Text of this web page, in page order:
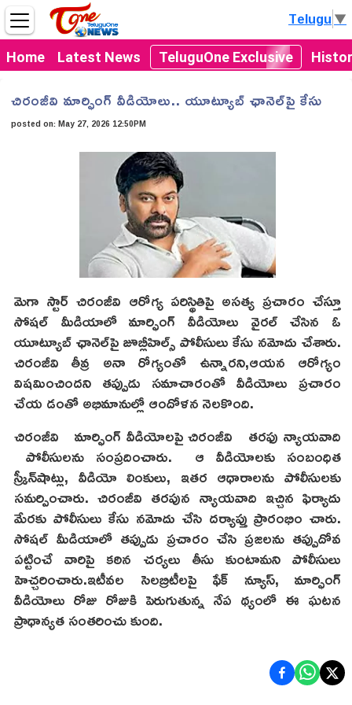
Home Latest News TeluguOne Exclusive
Telugu▼
చిరంజీవి మార్ఫింగ్ వీడియోలు.. యూట్యూబ్ ఛానెల్‌పై కేసు
posted on:May 27, 2026 12:50PM
మెగా స్టార్ చిరంజీవి ఆరోగ్య పరిస్థితిపై అసత్య ప్రచారం చేస్తూ
సోషల్ మీడియాలో మార్ఫింగ్ వీడియోలు వైరల్ చేసిన ఓ
యూట్యూబ్ ఛానెల్‌పై జూబ్లీహిల్స్ పోలీసులు కేసు నమోదు చేశారు.
చిరంజీవి తీవ్ర అనా రోగ్యంతో ఉన్నారని,ఆయన ఆరోగ్యం
విషమించిందని తప్పుడు సమాచారంతో వీడియోలు ప్రచారం
చేయ డంతో అభిమానుల్లో ఆందోళన నెలకొంది.
చిరంజీవి మార్ఫింగ్ వీడియోలపై చిరంజీవి తరఫు న్యాయవాది
పోలీసులను సంప్రదించారు. ఆ వీడియోలకు సంబంధిత
స్క్రీన్‌షాట్లు, వీడియో లింకులు, ఇతర ఆధారాలను పోలీసులకు
సమర్పించారు. చిరంజీవి తరపున న్యాయవాది ఇచ్చిన ఫిర్యాదు
మేరకు పోలీసులు కేసు నమోదు చేసి దర్యాప్తు ప్రారంభిం చారు.
సోషల్ మీడియాలో తప్పుడు ప్రచారం చేసి ప్రజలను తప్పుదోవ
పట్టించే వారిపై కఠిన చర్యలు తీసు కుంటామని పోలీసులు
హెచ్చరించారు.ఇటీవల సెలబ్రిటీలపై ఫేక్ న్యూస్, మార్ఫింగ్
వీడియోలు రోజు రోజుకి పెరుగుతున్న నేప థ్యంలో ఈ ఘటన
ప్రాధాన్యత సంతరించు కుంది.